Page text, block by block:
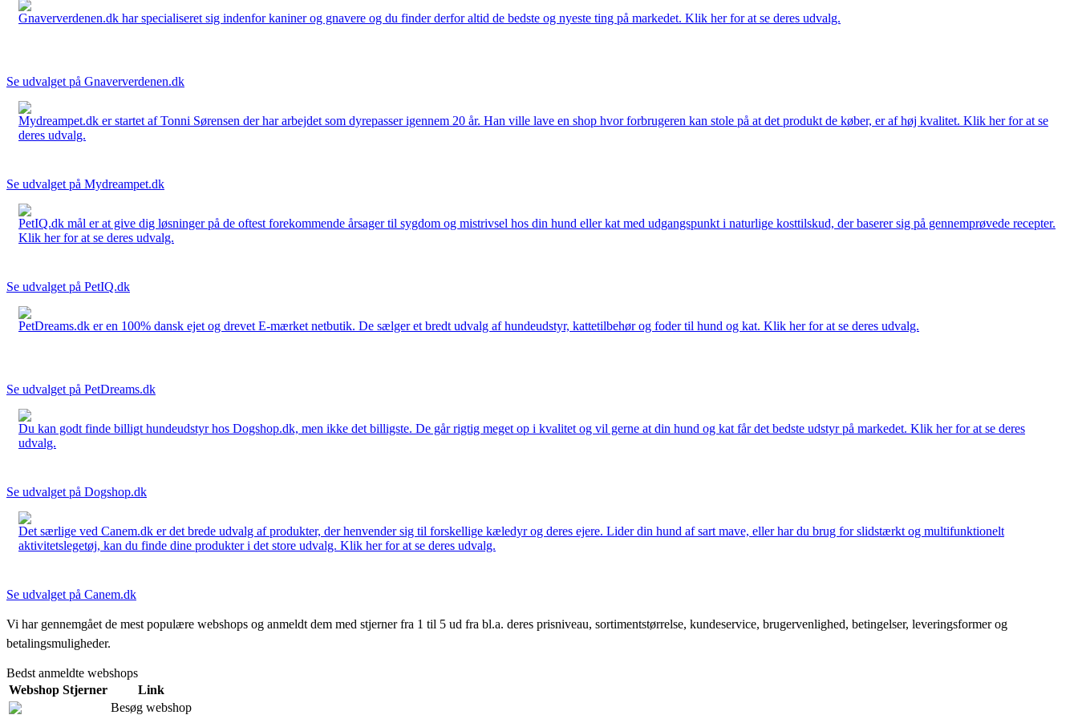
Gnaververdenen.dk har specialiseret sig indenfor kaniner og gnavere og du finder derfor altid de bedste og nyeste ting på markedet. Klik her for at se deres udvalg.
Se udvalget på Gnaververdenen.dk
Mydreampet.dk er startet af Tonni Sørensen der har arbejdet som dyrepasser igennem 20 år. Han ville lave en shop hvor forbrugeren kan stole på at det produkt de køber, er af høj kvalitet. Klik her for at se
deres udvalg.
Se udvalget på Mydreampet.dk
PetIQ.dk mål er at give dig løsninger på de oftest forekommende årsager til sygdom og mistrivsel hos din hund eller kat med udgangspunkt i naturlige kosttilskud, der baserer sig på gennemprøvede recepter.
Klik her for at se deres udvalg.
Se udvalget på PetIQ.dk
PetDreams.dk er en 100% dansk ejet og drevet E-mærket netbutik. De sælger et bredt udvalg af hundeudstyr, kattetilbehør og foder til hund og kat. Klik her for at se deres udvalg.
Se udvalget på PetDreams.dk
Du kan godt finde billigt hundeudstyr hos Dogshop.dk, men ikke det billigste. De går rigtig meget op i kvalitet og vil gerne at din hund og kat får det bedste udstyr på markedet. Klik her for at se deres
udvalg.
Se udvalget på Dogshop.dk
Det særlige ved Canem.dk er det brede udvalg af produkter, der henvender sig til forskellige kæledyr og deres ejere. Lider din hund af sart mave, eller har du brug for slidstærkt og multifunktionelt
aktivitetslegetøj, kan du finde dine produkter i det store udvalg. Klik her for at se deres udvalg.
Se udvalget på Canem.dk
Vi har gennemgået de mest populære webshops og anmeldt dem med stjerner fra 1 til 5 ud fra bl.a. deres prisniveau, sortimentstørrelse, kundeservice, brugervenlighed, betingelser, leveringsformer og
betalingsmuligheder.
Bedst anmeldte webshops
Webshop Stjerner
Link
Besøg webshop